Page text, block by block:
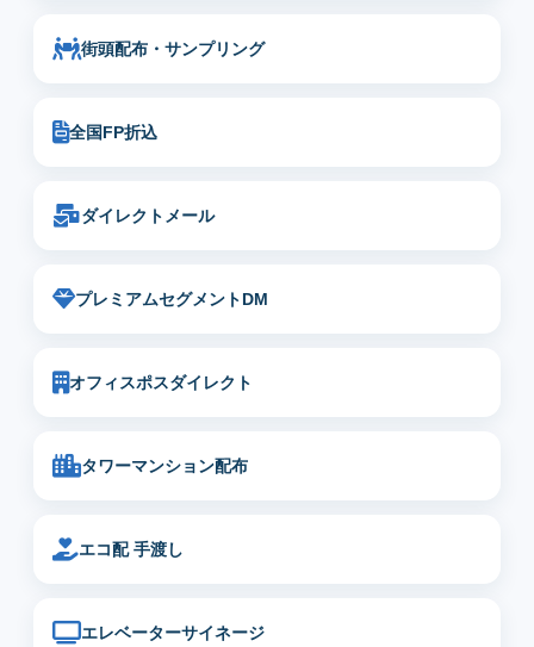
街頭配布・サンプリング
全国FP折込
ダイレクトメール
プレミアムセグメントDM
オフィスポスダイレクト
タワーマンション配布
エコ配 手渡し
エレベーターサイネージ